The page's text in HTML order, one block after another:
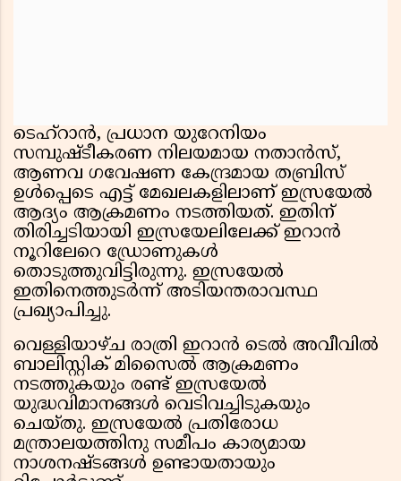
ടെഹ്‌റാൻ, പ്രധാന യുറേനിയം
സമ്പുഷ്ടീകരണ നിലയമായ നതാൻസ്,
ആണവ ഗവേഷണ കേന്ദ്രമായ തബ്രിസ്
ഉൾപ്പെടെ എട്ട് മേഖലകളിലാണ് ഇസ്രയേൽ
ആദ്യം ആക്രമണം നടത്തിയത്. ഇതിന്
തിരിച്ചടിയായി ഇസ്രയേലിലേക്ക് ഇറാൻ
നൂറിലേറെ ഡ്രോണുകൾ
തൊടുത്തുവിട്ടിരുന്നു. ഇസ്രയേൽ
ഇതിനെത്തുടർന്ന് അടിയന്തരാവസ്ഥ
പ്രഖ്യാപിച്ചു.
വെള്ളിയാഴ്ച രാത്രി ഇറാൻ ടെൽ അവീവിൽ
ബാലിസ്റ്റിക് മിസൈൽ ആക്രമണം
നടത്തുകയും രണ്ട് ഇസ്രയേൽ
യുദ്ധവിമാനങ്ങൾ വെടിവച്ചിടുകയും
ചെയ്തു. ഇസ്രയേൽ പ്രതിരോധ
മന്ത്രാലയത്തിനു സമീപം കാര്യമായ
നാശനഷ്ടങ്ങൾ ഉണ്ടായതായും